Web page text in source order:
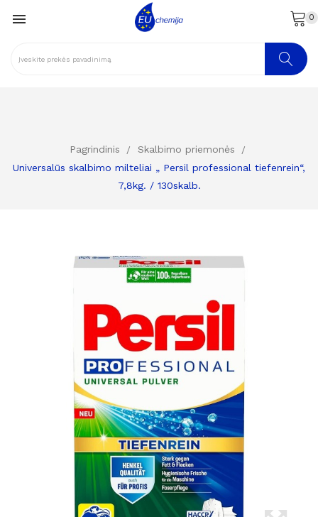
 0
Pagrindinis
Skalbimo priemonės
Universalūs skalbimo milteliai „ Persil professional tiefenrein“,
7,8kg. / 130skalb.